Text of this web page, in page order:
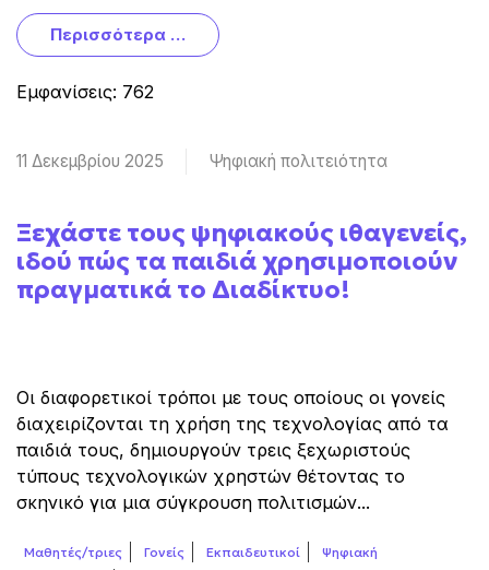
Περισσότερα …
Εμφανίσεις: 762
11 Δεκεμβρίου 2025 Ψηφιακή πολιτειότητα
Ξεχάστε τους ψηφιακούς ιθαγενείς,
ιδού πώς τα παιδιά χρησιμοποιούν
πραγματικά το Διαδίκτυο!
Οι διαφορετικοί τρόποι με τους οποίους οι γονείς
διαχειρίζονται τη χρήση της τεχνολογίας από τα
παιδιά τους, δημιουργούν τρεις ξεχωριστούς
τύπους τεχνολογικών χρηστών θέτοντας το
σκηνικό για μια σύγκρουση πολιτισμών...
Μαθητές/τριες Γονείς Εκπαιδευτικοί
Ψηφιακή